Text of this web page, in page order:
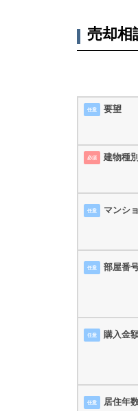
売却相
任意 要望
必須 建物種別
任意 マンシ
任意 部屋番
任意 購入金
任意 居住年